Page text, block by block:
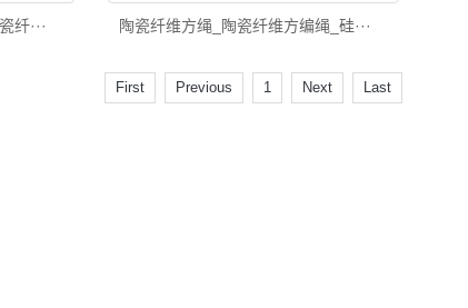
纤··· 陶瓷纤维方绳_陶瓷纤维方编绳_硅···
First Previous 1 Next Last